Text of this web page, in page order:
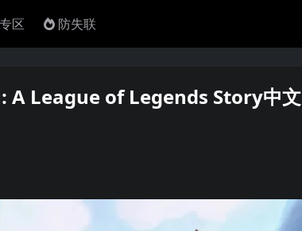
区 防失联
A League of Legends Story中文